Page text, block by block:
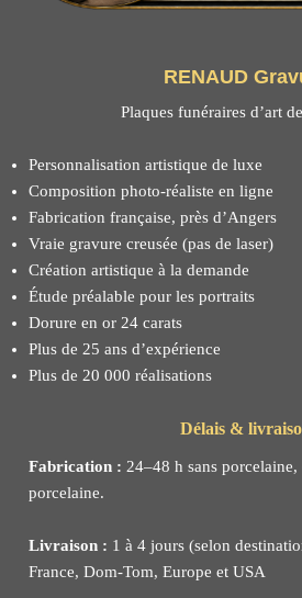
RENAUD
Plaques funéraires d’art
Personnalisation artistique de luxe
Composition photo-réaliste en ligne
Fabrication française, près d’Angers
Vraie gravure creusée (pas de laser)
Création artistique à la demande
Étude préalable pour les portraits
Dorure en or 24 carats
Plus de 25 ans d’expérience
Plus de 20 000 réalisations
Délais &
Fabrication : 24–48 h sans
porcelaine.
Livraison : 1 à 4 jours (selon
France, Dom-Tom, Europe et USA